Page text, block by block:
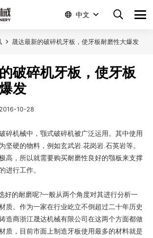
中文
晟达最新的破碎机牙板，使牙板耐磨性大爆发
破碎机牙板，使牙板
发
2016-10-28
碎机械中， 颚式破碎机被广泛运用。其中使用
坚硬的物料，例如玄武岩 花岗岩 石英岩等。
高，所以就需要购买耐磨性良好的颚板来支撑
进行工作。
好的耐磨呢?一般从两个角度对其进行分析一
质。作为一家在行业屹立不倒超过二十年历史
造商浙江晟达机械有限公司在这两个方面都做
质，目前市面上制造牙板使用最多的材料就是